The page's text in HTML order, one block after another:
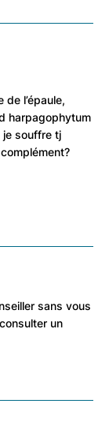
l’épaule,
harpagophytum
je souffre tj
sans vous
un